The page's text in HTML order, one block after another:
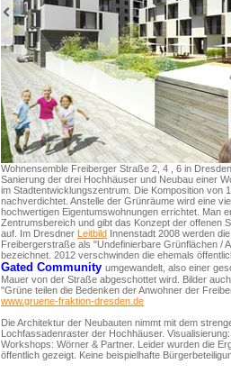
Wohnensemble Freiberger Straße 2, 4 , 6 in
Sanierung der drei Hochhäuser und Neubau einer
im Stadtentwicklungszentrum. Die Komposition von
nachverdichtet. Anstelle der Grünräume wird eine
hochwertigen Eigentumswohnungen errichtet. Man
Zentrumsbereich und gibt das Konzept der offenen
auf. Im Dresdner Leitbild Innenstadt 2008 werden
Freibergerstraße als "Undefinierbare Grünflächen /
bezeichnet. 2012 verschwinden die ehemals
Gated Community umgewandelt, also einer
Mauer von der Straße abgeschottet wird. Bilder
"Grüne teilen die Bedenken der Anwohner der
www.gruene-fraktion-dresden.de
Die Architektur der Neubauten nimmt mit dem
Lochfassadenraster der Hochhäuser.
Workshops: Wörner & Partner. Leider wurden die
öffentlich gezeigt. Keine beispielhafte